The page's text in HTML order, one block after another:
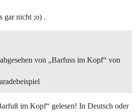
gar nicht ;o) .
von „Barfuss im Kopf“ von
im Kopf“ gelesen! In Deutsch oder